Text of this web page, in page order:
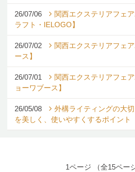
26/07/06
関西エクステリアフェ
ラフト・IELOGO】
26/07/02
関西エクステリアフェ
ース】
26/07/01
関西エクステリアフェ
ョーワブース】
26/05/08
外構ライティングの大
を美しく、使いやすくするポイント
1ページ （全15ペー